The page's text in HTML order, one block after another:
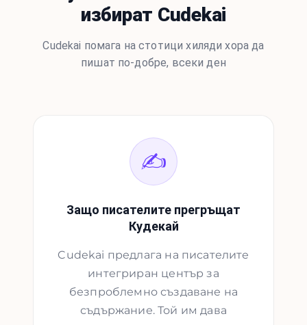
избират Cudekai
Cudekai помага на стотици хиляди хора да
пишат по-добре, всеки ден
✍️
Защо писателите прегръщат
Кудекай
Cudekai предлага на писателите
интегриран център за
безпроблемно създаване на
съдържание. Той им дава